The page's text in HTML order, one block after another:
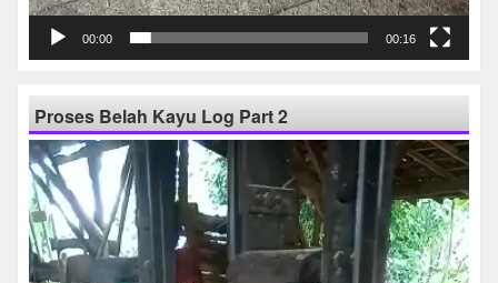
00:00 00:16
Proses Belah Kayu Log Part 2
Pemutar
Video